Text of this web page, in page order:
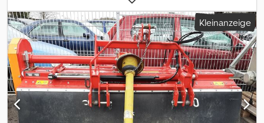
Kleinanzeige